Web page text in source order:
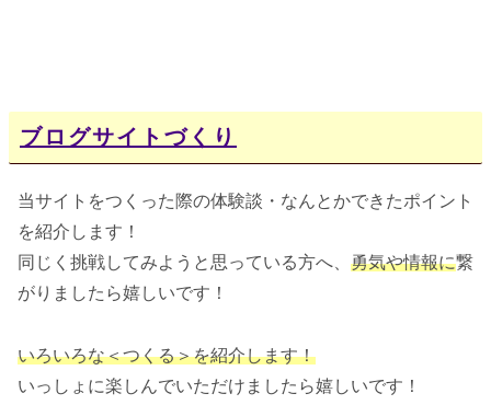
ブログサイトづくり
当サイトをつくった際の体験談・なんとかできたポイント
を紹介します！
同じく挑戦してみようと思っている方へ、 勇気や情報に繋
がりましたら嬉しいです！
いろいろな＜つくる＞を紹介します！
いっしょに楽しんでいただけましたら嬉しいです！